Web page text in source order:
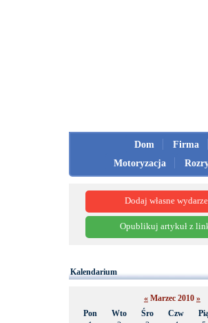
Dom Firma
Motoryzacja
Dodaj własne
Opublikuj artykuł z
Kalendarium
« Marzec 2010 »
Pon
Wto Śro Czw